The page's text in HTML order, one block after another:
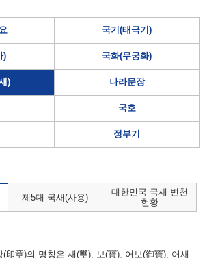
국기(태극기)
) 국화(무궁화)
) 나라문장
국호
정부기
제5대 국새(사용)
대한민국 국새 변천
현황
印章)의 명칭은 새(璽), 보(寶), 어보(御寶), 어새